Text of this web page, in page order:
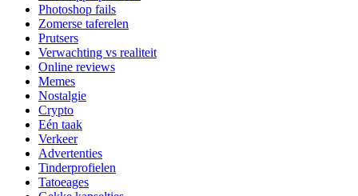
Photoshop fails
Zomerse taferelen
Prutsers
Verwachting vs realiteit
Online reviews
Memes
Nostalgie
Crypto
Eén taak
Verkeer
Advertenties
Tinderprofielen
Tatoeages